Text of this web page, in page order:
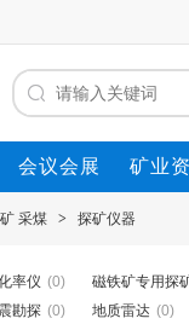
会议会展 矿业
采煤 > 探矿仪器
率仪 (0) 磁铁矿专用探
勘探 (0) 地质雷达 (0)